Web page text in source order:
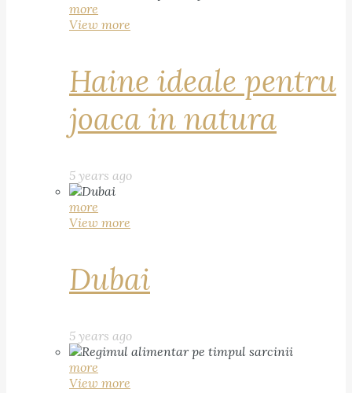
more
View more
Haine ideale pentru
joaca in natura
5 years ago
more
View more
Dubai
5 years ago
more
View more